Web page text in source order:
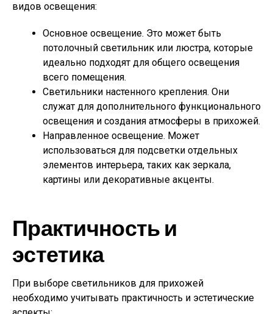
видов освещения:
Основное освещение. Это может быть
потолочный светильник или люстра, которые
идеально подходят для общего освещения
всего помещения.
Светильники настенного крепления. Они
служат для дополнительного функционального
освещения и создания атмосферы в прихожей.
Направленное освещение. Может
использоваться для подсветки отдельных
элементов интерьера, таких как зеркала,
картины или декоративные акценты.
Практичность и
эстетика
При выборе светильников для прихожей
необходимо учитывать практичность и эстетические